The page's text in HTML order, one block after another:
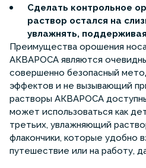
Сделать контрольное
раствор остался на
увлажнять,
Преимущества орошения
АКВАРОСА являются
совершенно безопасный
эффектов и не вызывающий
растворы АКВАРОСА
может использоваться как
третьих, увлажняющий
флакончики, которые удобно
путешествие или на работу,